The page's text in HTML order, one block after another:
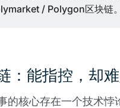
/ Polygon区块链。
：能指控，却
的核心存在一个技术悖